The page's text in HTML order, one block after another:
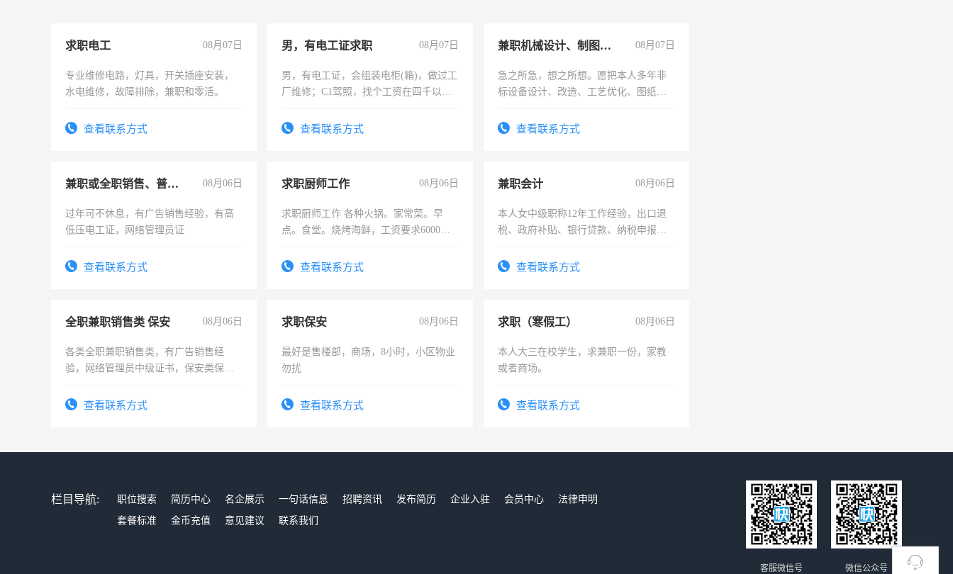
求职电工 08月07日
专业维修电路，灯具，开关插座安装，
水电维修，故障排除，兼职和零活。
查看联系方式
男，有电工证求职 08月07日
男，有电工证，会组装电柜(箱)，做过工
厂维修；C1驾照，找个工资在四千以
电话查看联系方式
兼职机械设计、制图、设备改造 08月07日
急之所急，想之所想。愿把本人多年非
标设备设计、改造、工艺优化、图纸制
结识有识之士，共享未来。
查看联系方式
兼职或全职销售、普工、维修 08月06日
过年可不休息，有广告销售经验，有高
低压电工证，网络管理员证
查看联系方式
求职厨师工作 08月06日
求职厨师工作 各种火锅。家常菜。早
点。食堂。烧烤海鲜，工资要求6000以
查看联系方式
兼职会计 08月06日
本人女中级职称12年工作经验，出口退
税、政府补贴、银行贷款、纳税申报、
务，财务咨询等业务。欲求兼职会计工
查看联系方式
全职兼职销售类 保安 08月06日
各类全职兼职销售类，有广告销售经
验，网络管理员中级证书，保安类保安
有高低压电工证和十几年工作经验
查看联系方式
求职保安 08月06日
最好是售楼部，商场，8小时，小区物业
勿扰
查看联系方式
求职（寒假工） 08月06日
本人大三在校学生，求兼职一份，家教
或者商场。
查看联系方式
栏目导航: 职位搜索 简历中心 名企展示 一句话信息 招聘资讯 发布简历 企业入驻 会员中心
法律申明
套餐标准
金币充值 意见建议 联系我们
微信公众号
客服微信号